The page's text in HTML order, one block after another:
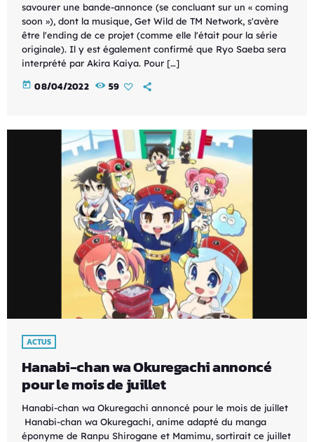
savourer une bande-annonce (se concluant sur un « coming
soon »), dont la musique, Get Wild de TM Network, s'avère
être l'ending de ce projet (comme elle l'était pour la série
originale). Il y est également confirmé que Ryo Saeba sera
interprété par Akira Kaiya. Pour […]
today 08/04/2022 59
ACTUS
Hanabi-chan wa Okuregachi annoncé
pour le mois de juillet
Hanabi-chan wa Okuregachi annoncé pour le mois de juillet
Hanabi-chan wa Okuregachi, anime adapté du manga
éponyme de Ranpu Shirogane et Mamimu, sortirait ce juillet